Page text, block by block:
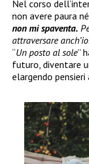
Nel corso
non avere paura
non mi spaventa.
attraversare
“Un posto al sole”
futuro, diventare
elargendo pensieri